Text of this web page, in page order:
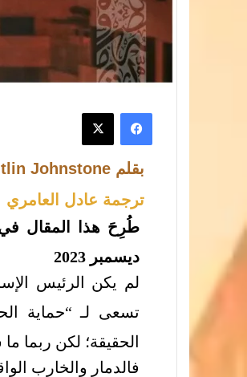
بقلم Caitlin Johnstone
ترجمة عادل العامري
ديسمبر 2023
لم يكن الرئيس
تسعى لـ “حماية
الحقيقة؛ لكن ربما
فالدمار والخارب